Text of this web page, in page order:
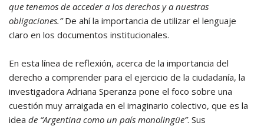
que tenemos de acceder a los derechos y a nuestras
obligaciones.”De ahí la importancia de utilizar el lenguaje
claro en los documentos institucionales.
En esta línea de reflexión, acerca de la importancia del
derecho a comprender para el ejercicio de la ciudadanía, la
investigadora Adriana Speranza pone el foco sobre una
cuestión muy arraigada en el imaginario colectivo, que es la
idea de “Argentina como un país monolingüe”. Sus